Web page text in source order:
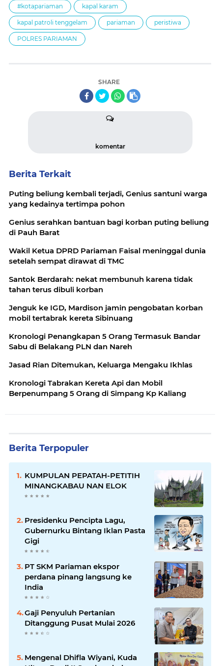
#kotapariaman kapal karam
kapal patroli tenggelam pariaman peristiwa
POLRES PARIAMAN
SHARE
komentar
Berita Terkait
Puting beliung kembali terjadi, Genius santuni warga
yang kedainya tertimpa pohon
Genius serahkan bantuan bagi korban puting beliung
di Pauh Barat
Wakil Ketua DPRD Pariaman Faisal meninggal dunia
setelah sempat dirawat di TMC
Santok Berdarah: nekat membunuh karena tidak
tahan terus dibuli korban
Jenguk ke IGD, Mardison jamin pengobatan korban
mobil tertabrak kereta Sibinuang
Kronologi Penangkapan 5 Orang Termasuk Bandar
Sabu di Belakang PLN dan Nareh
Jasad Rian Ditemukan, Keluarga Mengaku Ikhlas
Kronologi Tabrakan Kereta Api dan Mobil
Berpenumpang 5 Orang di Simpang Kp Kaliang
Berita Terpopuler
KUMPULAN PEPATAH-PETITIH
MINANGKABAU NAN ELOK
Presidenku Pencipta Lagu,
Gubernurku Bintang Iklan Pasta
Gigi
PT SKM Pariaman ekspor
perdana pinang langsung ke
India
Gaji Penyuluh Pertanian
Ditanggung Pusat Mulai 2026
Mengenal Dhifla Wiyani, Kuda